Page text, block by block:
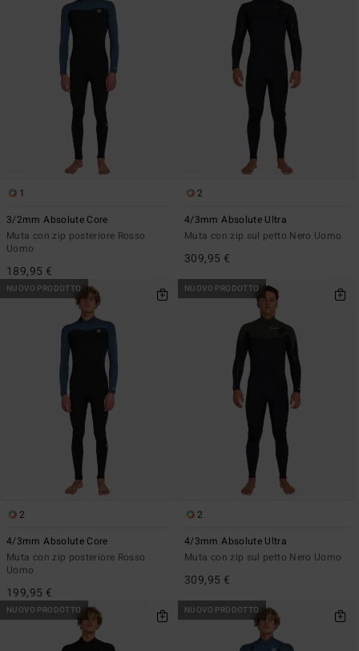
1
3/2mm Absolute Core
Muta con zip posteriore Rosso
Uomo
189,95 €
2
4/3mm Absolute Ultra
Muta con zip sul petto Nero Uomo
309,95 €
NUOVO PRODOTTO
2
4/3mm Absolute Core
Muta con zip posteriore Rosso
Uomo
199,95 €
NUOVO PRODOTTO
2
4/3mm Absolute Ultra
Muta con zip sul petto Nero Uomo
309,95 €
NUOVO PRODOTTO NUOVO PRODOTTO